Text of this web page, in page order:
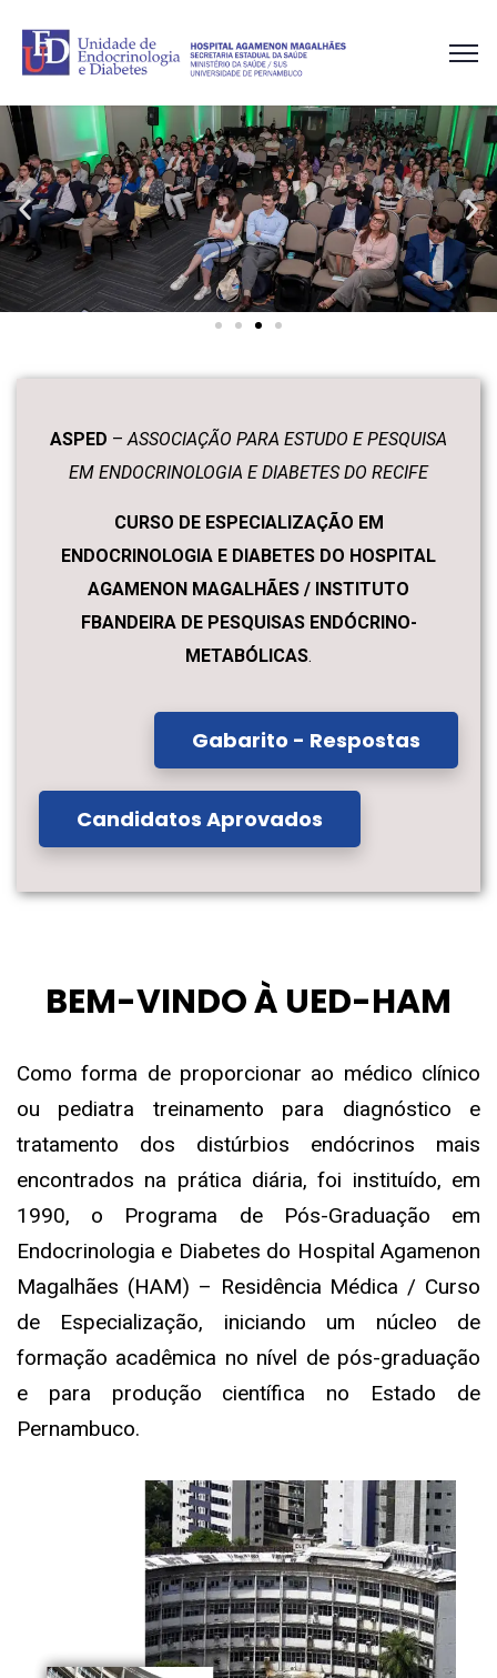
ASPED –ASSOCIAÇÃO PARA ESTUDO E PESQUISA
EM ENDOCRINOLOGIA E DIABETES DO RECIFE
CURSO DE ESPECIALIZAÇÃO EM
ENDOCRINOLOGIA E DIABETES DO HOSPITAL
AGAMENON MAGALHÃES / INSTITUTO
FBANDEIRA DE PESQUISAS ENDÓCRINO-
METABÓLICAS.
Gabarito - Respostas
Candidatos Aprovados
BEM-VINDO À UED-HAM
Como forma de proporcionar ao médico clínico
ou pediatra treinamento para diagnóstico e
tratamento dos distúrbios endócrinos mais
encontrados na prática diária, foi instituído, em
1990, o Programa de Pós-Graduação em
Endocrinologia e Diabetes do Hospital Agamenon
Magalhães (HAM) – Residência Médica / Curso
de Especialização, iniciando um núcleo de
formação acadêmica no nível de pós-graduação
e para produção científica no Estado de
Pernambuco.